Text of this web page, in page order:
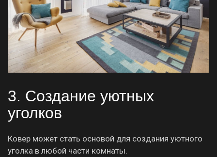
3. Создание уютных
уголков
Ковер может стать основой для создания уютного
уголка в любой части комнаты.